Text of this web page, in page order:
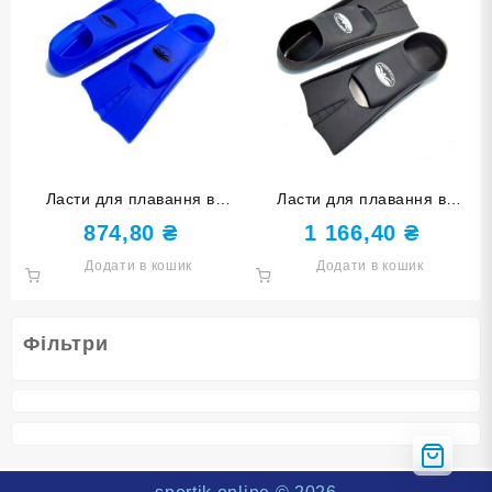
Фільтри
Ласти для плавання в
басейні SNS. Розмір 30-32.
Колір синій TE-2737-1-
3032-С
874,80 ₴
Додати в кошик
Ласти для плавання в
басейні SNS. Розмір 39-41.
Колір чорний TE-2737-1-
3941-Ч
1 166,40 ₴
Додати в кошик